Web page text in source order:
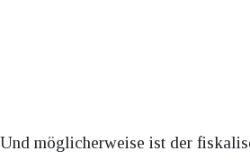
Und möglicherweise ist der